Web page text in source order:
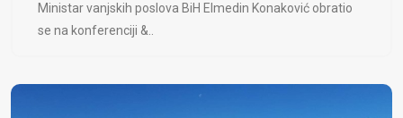
Ministar vanjskih poslova BiH Elmedin Konaković obratio
se na konferenciji &..